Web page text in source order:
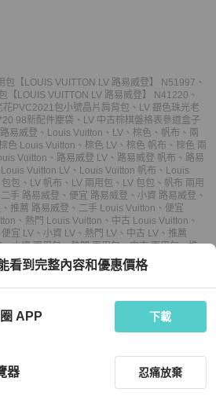
包【LOUIS VUITTON LV 路易威登】 N51997 、
【LOUIS VUITTON LV 路易威登】 N41220 、
PVC2021包小號晶片肩背包 、 LV 銀色珠光老
98新配件塵袋 、 ️LV 中古棕棋盤格表參道盒子
路易威登 、 Louis Vuitton 、 LV 、 棕色 、 帆布 、 兩
棕色 Louis Vuitton 、 棕色 LV 、 棕色 帆布 、 棕色 兩
Vuitton 、 路易威登 LV 、 路易威登 帆布 、 路易
Louis Vuitton LV 、 Louis Vuitton 帆布 、 Louis
包 、 LV 帆布 、 LV 兩用包 、 LV 包包 、 帆布 兩用
二手 路易威登 、 便宜 路易威登 、 小資 路易威登 、
、 推薦 路易威登 、 二手 Louis Vuitton 、 便宜
、 熱門 Louis Vuitton 、 中古 Louis Vuitton 、
便宜 LV 、 小資 LV 、 熱門 LV 、 中古 LV 、 推薦
、小資 兩用包、熱門 兩用包、中古 兩用包、推
包、小資 包包 、 熱門 包包、中古 包包
看到完整內容和優惠價格
APP 下載
器 忍痛放棄